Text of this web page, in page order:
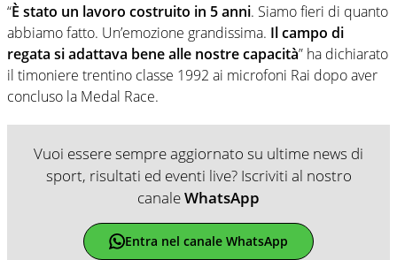
“È stato un lavoro costruito in 5 anni. Siamo fieri di quanto
abbiamo fatto. Un’emozione grandissima. Il campo di
regata si adattava bene alle nostre capacità” ha dichiarato
il timoniere trentino classe 1992 ai microfoni Rai dopo aver
concluso la Medal Race.
Vuoi essere sempre aggiornato su ultime news di
sport, risultati ed eventi live? Iscriviti al nostro
canaleWhatsApp
Entra nel canale WhatsApp